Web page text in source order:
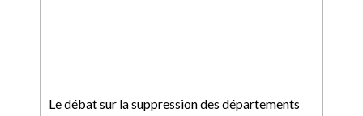
Le débat sur la suppression des départements